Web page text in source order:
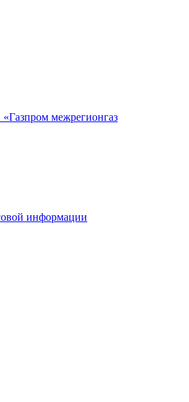
межрегионгаз
информации